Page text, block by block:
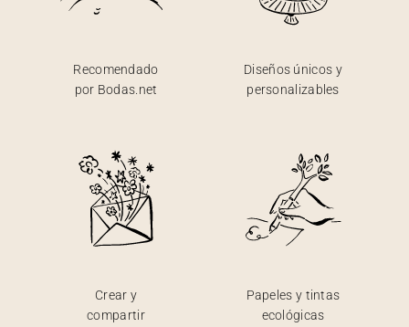
Recomendado
por Bodas.net
Diseños únicos y
personalizables
Crear y
compartir
Papeles y tintas
ecológicas